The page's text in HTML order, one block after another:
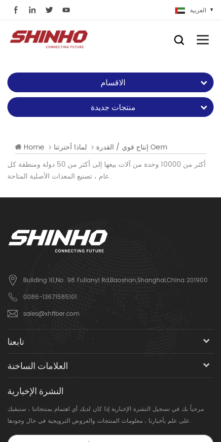
العربية
الاقسام
منتجات جديدة
Home لماذا أخترتنا
إنتاج قوي / القدرة Oem
أكثر من 10000 وحدة من آلات بيعها إلى أكثر من 50 دولة ومنطقة كل
عام ، تصنيع المعدات الأصلية المتاحة.
Building 10,No. 98 Fulianyi Rd,Baoshan,Shanghai,China 201900
0086-13671585101
sales@xhfiber.com
تابعنا
العلامات الساخنة
النشرة الإخبارية
مرحباً بك في تسجيل النشرة الإخبارية إذا كان لديك أي اهتمام بمنتجاتنا ، سنبقيك
على علم بأخبارنا ، معلومات المنتجات والعروض الترويجية في حال وجودها.